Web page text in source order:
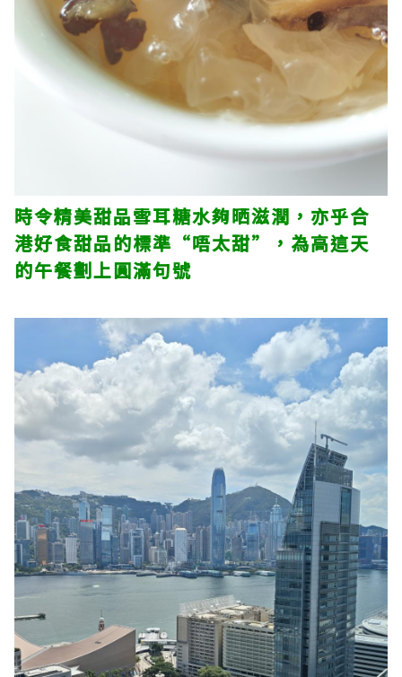
時令精美甜品雪耳糖水夠晒滋潤，亦乎合
港好食甜品的標準“唔太甜”，為高這天
的午餐劃上圓滿句號